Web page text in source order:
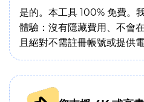
是的。本工具 100% 免費。
體驗：沒有隱藏費用、不會
且絕對不需註冊帳號或提供